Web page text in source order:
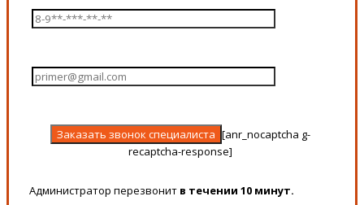
[anr_nocaptcha g-
recaptcha-response]
Администратор перезвонит в течении 10 минут.